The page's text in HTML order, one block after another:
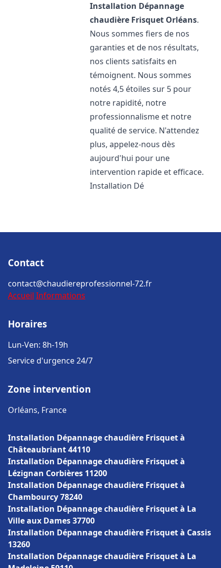
Installation Dépannage
chaudière Frisquet Orléans.
Nous sommes fiers de nos
garanties et de nos résultats,
nos clients satisfaits en
témoignent. Nous sommes
notés 4,5 étoiles sur 5 pour
notre rapidité, notre
professionnalisme et notre
qualité de service. N'attendez
plus, appelez-nous dès
aujourd'hui pour une
intervention rapide et efficace.
Installation Dé
Contact
contact@chaudiereprofessionnel-72.fr
Accueil Informations
Horaires
Lun-Ven: 8h-19h
Service d'urgence 24/7
Zone intervention
Orléans, France
Installation Dépannage chaudière Frisquet à
Châteaubriant 44110
Installation Dépannage chaudière Frisquet à
Lézignan Corbières 11200
Installation Dépannage chaudière Frisquet à
Chambourcy 78240
Installation Dépannage chaudière Frisquet à La
Ville aux Dames 37700
Installation Dépannage chaudière Frisquet à Cassis
13260
Installation Dépannage chaudière Frisquet à La